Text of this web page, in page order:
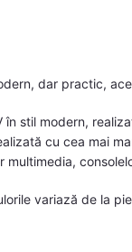
dar practic,
în stil modern,
cu cea mai
multimedia,
variază de la